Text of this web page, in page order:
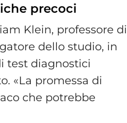
precoci
Klein, professore di
dello studio, in
test diagnostici
«La promessa di
che potrebbe